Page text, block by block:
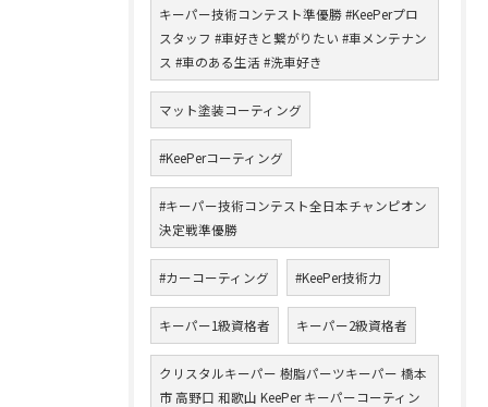
キーパー技術コンテスト準優勝 #KeePerプロ
スタッフ #車好きと繋がりたい #車メンテナン
ス #車のある生活 #洗車好き
マット塗装コーティング
#KeePerコーティング
#キーパー技術コンテスト全日本チャンピオン
決定戦準優勝
#カーコーティング #KeePer技術力
キーパー1級資格者 キーパー2級資格者
クリスタルキーパー 樹脂パーツキーパー 橋本
市 高野口 和歌山 KeePer キーパーコーティン